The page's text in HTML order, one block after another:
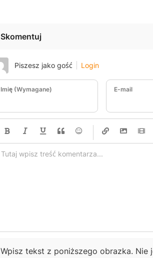
Skomentuj
Piszesz jako gość Login
Imię (Wymagane) E-mail
-
-
-
Wpisz tekst z poniższego obrazka. Nie